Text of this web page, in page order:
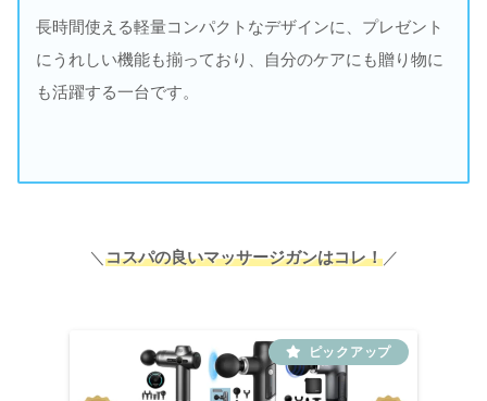
長時間使える軽量コンパクトなデザインに、プレゼント
にうれしい機能も揃っており、自分のケアにも贈り物に
も活躍する一台です。
＼ コスパの良いマッサージガンはコレ！／